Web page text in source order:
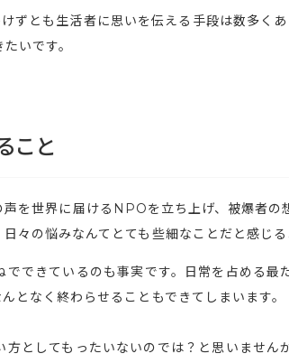
ずとも生活者に思いを伝える手段は数多く
いです。
こと
を世界に届けるNPOを立ち上げ、被爆者
々の悩みなんてとても些細なことだと感じる
できているのも事実です。日常を占める
となく終わらせることもできてしまいます。
としてもったいないのでは？と思いませ